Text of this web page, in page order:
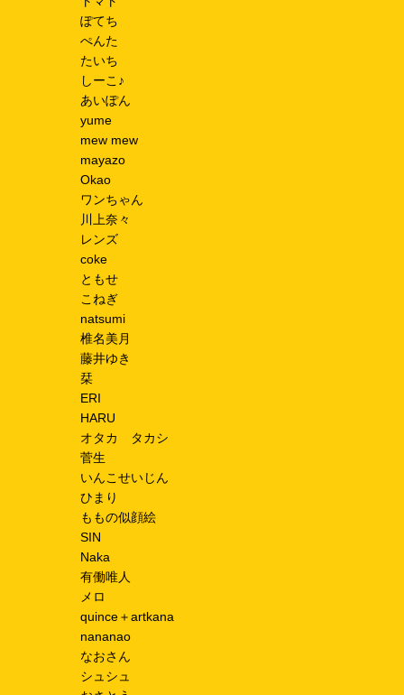
ぽてち
ぺんた
たいち
しーこ♪
あいぽん
yume
mew mew
mayazo
Okao
ワンちゃん
川上奈々
レンズ
coke
ともせ
こねぎ
natsumi
椎名美月
藤井ゆき
栞
ERI
HARU
オタカ タカシ
菅生
いんこせいじん
ひまり
ももの似顔絵
SIN
Naka
有働唯人
メロ
quince＋artkana
nananao
なおさん
シュシュ